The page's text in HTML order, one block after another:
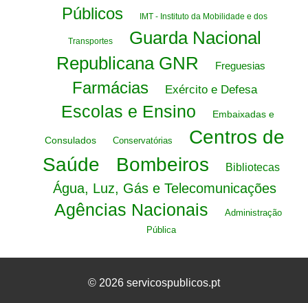
Públicos
IMT - Instituto da Mobilidade e dos
Transportes
Guarda Nacional
Republicana GNR
Freguesias
Farmácias Exército e Defesa
Escolas e Ensino Embaixadas e
Consulados Conservatórias
Centros de
Saúde
Bombeiros Bibliotecas
Água, Luz, Gás e Telecomunicações
Agências Nacionais
Administração
Pública
© 2026 servicospublicos.pt